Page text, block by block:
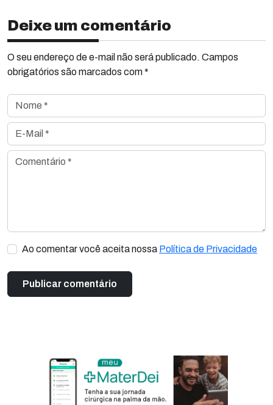
Deixe um comentário
O seu endereço de e-mail não será publicado. Campos
obrigatórios são marcados com *
Nome *
E-Mail *
Comentário *
Ao comentar você aceita nossa Política de Privacidade